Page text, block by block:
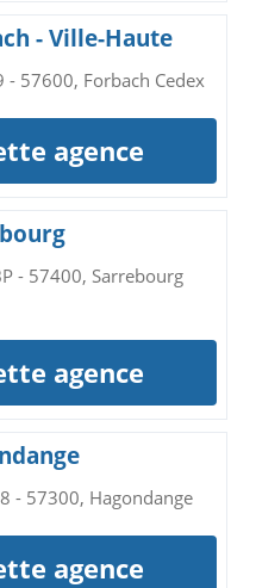
- Ville-Haute
- 57600, Forbach Cedex
agence
- 57400, Sarrebourg
agence
- 57300, Hagondange
agence